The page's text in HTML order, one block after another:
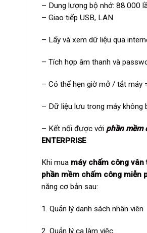
– Dung lượng bộ nhớ: 88.000
– Giao tiếp USB, LAN
– Lấy và xem dữ liệu qua
– Tích hợp âm thanh và
– Có thể hẹn giờ mở / tắt máy
– Dữ liệu lưu trong máy không
– Kết nối được với phần mềm
ENTERPRISE
Khi mua máy chấm công vân
phần mềm chấm công miễn
năng cơ bản sau:
1. Quản lý danh sách nhân viên
2. Quản lý ca làm việc